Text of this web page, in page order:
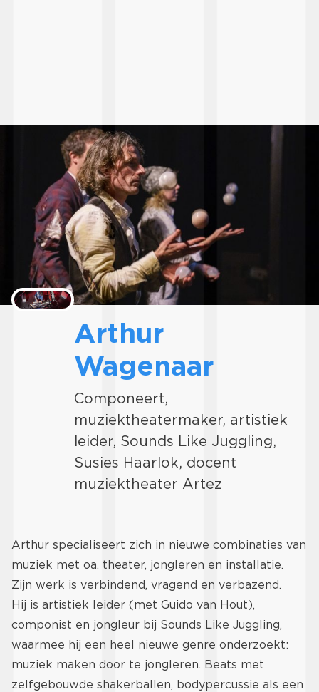
Arthur
Wagenaar
Componeert,
muziektheatermaker, artistiek
leider, Sounds Like Juggling,
Susies Haarlok, docent
muziektheater Artez
Arthur specialiseert zich in nieuwe combinaties van
muziek met oa. theater, jongleren en installatie.
Zijn werk is verbindend, vragend en verbazend.
Hij is artistiek leider (met Guido van Hout),
componist en jongleur bij Sounds Like Juggling,
waarmee hij een heel nieuwe genre onderzoekt:
muziek maken door te jongleren. Beats met
zelfgebouwde shakerballen, bodypercussie als een